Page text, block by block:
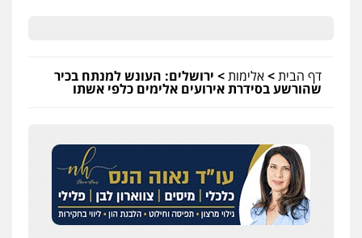
דף הבית>אלימות> ירושלים: העונש למנתח בכיר
שהורשע בסידרת אירועים אלימים כלפי אשתו